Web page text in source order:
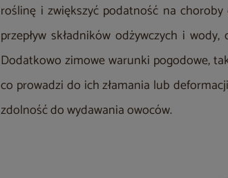
roślinę i zwiększyć podatność na
przepływ składników odżywczych i
Dodatkowo zimowe warunki pogodowe,
co prowadzi do ich złamania lub
zdolność do wydawania owoców.